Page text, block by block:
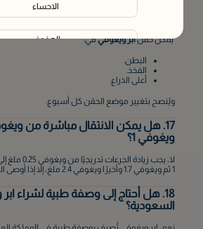
الاحساء
الهفوف‎
المبرز
بريدة
يمكن حقنابر ويغوفيفي:
البطن.
الفخذ.
أعلى الذراع.
ويُنصح بتغيير موضع الحقن كل أسبوع.
ويغوفي 1؟
1 ثم ويغوفي 1.7 وأخيرًا ويغوفي 2.4 ملغ، إلا إذا أوصى الطبيب بخلاف ذلك.
18. هل أحتاج إلى وصفة طبية لشراء
السعودية؟